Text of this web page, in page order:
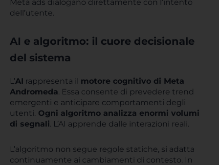
Meta ads dialogano direttamente con l’intento
dell’utente.
AI e algoritmo: il cuore decisionale
del sistema
L’AI rappresenta il motore cognitivo di Meta
Andromeda. Essa consente di prevedere trend
emergenti e anticipare comportamenti degli
utenti. Ogni algoritmo analizza enormi volumi
di segnali. L’AI apprende dalle interazioni reali.
L’algoritmo non segue regole statiche, si adatta
continuamente ai cambiamenti di contesto. In